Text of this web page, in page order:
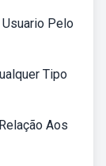
Pelo
Tipo
Aos